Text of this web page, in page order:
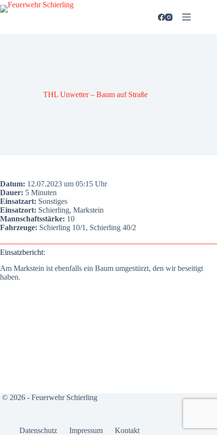
Zum
Inhalt
THL Unwet­ter – Baum auf Stra­ße
Datum: 12.07.2023 um 05:15 Uhr
Dau­er: 5 Minu­ten
Ein­satz­art: Sons­ti­ges
Ein­satz­ort: Schier­ling, Mark­stein
Mann­schafts­stär­ke: 10
Fahr­zeu­ge: Schier­ling 10/1, Schier­ling 40/2
Ein­satz­be­richt:
Am Mark­stein ist eben­falls ein Baum umge­stürzt, den wir besei­tigt
haben.
© 2026 - Feuerwehr Schierling
Daten­schutz Impres­sum Kon­takt